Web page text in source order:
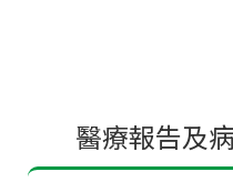
醫療報告及